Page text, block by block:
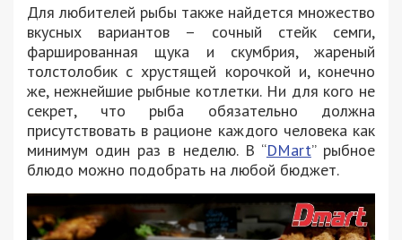
Для любителей рыбы также найдется множество
вкусных вариантов – сочный стейк семги,
фаршированная щука и скумбрия, жареный
толстолобик с хрустящей корочкой и, конечно
же, нежнейшие рыбные котлетки. Ни для кого не
секрет, что рыба обязательно должна
присутствовать в рационе каждого человека как
минимум один раз в неделю. В “DMart” рыбное
блюдо можно подобрать на любой бюджет.